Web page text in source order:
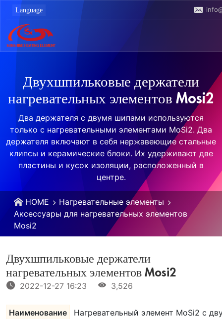
Двухшпильковые держатели
нагревательных элементов Mosi2
Два держателя с двумя шипами используются
только с нагревательными элементами MoSi2. Два
держателя включают в себя нержавеющие стальные
клипсы и керамические блоки. Их удерживают две
пластины и кусок изоляции, расположенный в
центре.
HOME
Нагревательные элементы
Аксессуары для нагревательных элементов
Mosi2
Двухшпильковые держатели
нагревательных элементов Mosi2
2022-12-27 16:23 3,526
Наименование
Нагревательный элемент MoSi2 с